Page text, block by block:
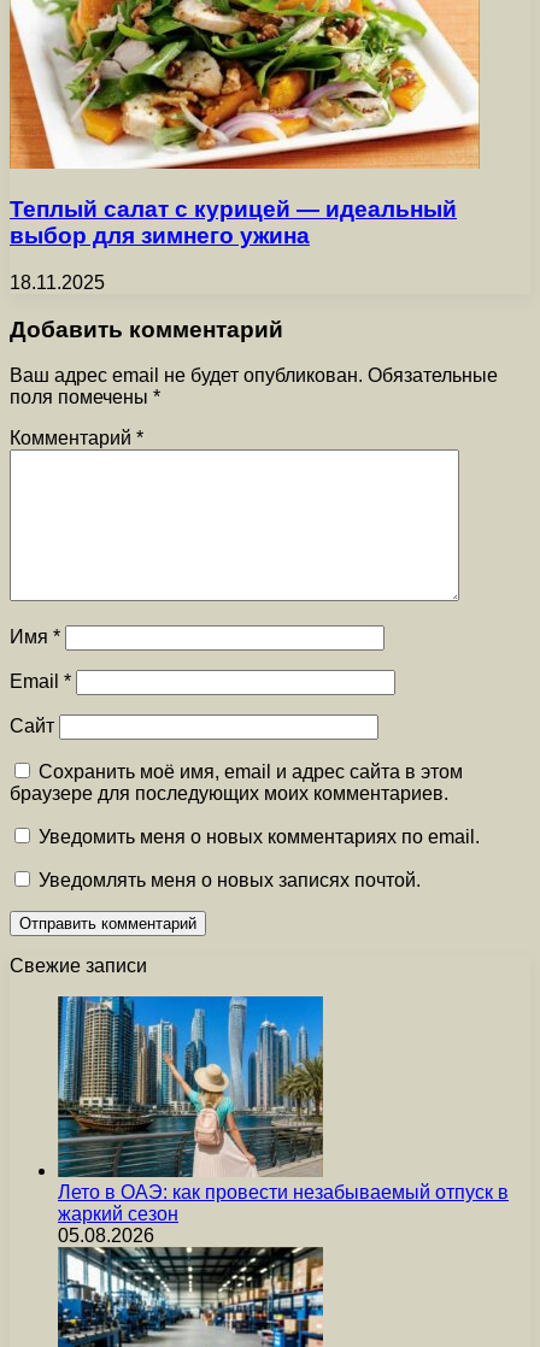
Теплый салат с курицей — идеальный
выбор для зимнего ужина
18.11.2025
Добавить комментарий
Ваш адрес email не будет опубликован. Обязательные
поля помечены *
Комментарий *
Имя *
Email *
Сайт
Сохранить моё имя, email и адрес сайта в этом
браузере для последующих моих комментариев.
Уведомить меня о новых комментариях по email.
Уведомлять меня о новых записях почтой.
Свежие записи
Лето в ОАЭ: как провести незабываемый отпуск в
жаркий сезон
05.08.2026